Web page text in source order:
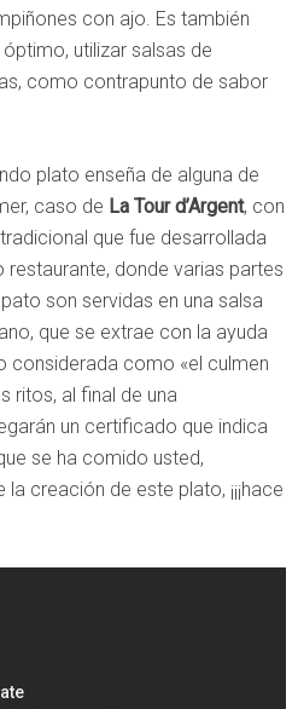
con ajo. Es también
utilizar salsas de
como contrapunto de sabor
plato enseña de alguna de
caso de La Tour d’Argent, con
que fue desarrollada
restaurante, donde varias partes
son servidas en una salsa
que se extrae con la ayuda
considerada como «el culmen
ritos, al final de una
un certificado que indica
se ha comido usted,
creación de este plato, ¡¡¡hace